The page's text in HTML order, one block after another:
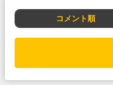
コメント順